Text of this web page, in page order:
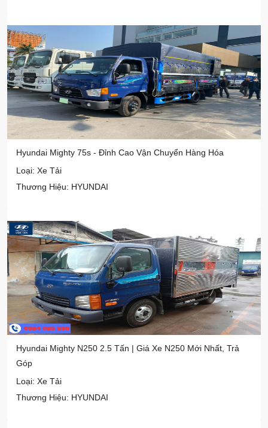
Hyundai Mighty 75s - Đỉnh Cao Vận Chuyển Hàng Hóa
Loại: Xe Tải
Thương Hiệu: HYUNDAI
Hyundai Mighty N250 2.5 Tấn | Giá Xe N250 Mới Nhất, Trả
Góp
Loại: Xe Tải
Thương Hiệu: HYUNDAI